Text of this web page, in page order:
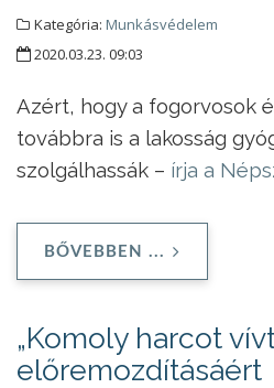
Kategória: Munkásvédelem
2020.03.23. 09:03
Azért, hogy a fogorvosok
továbbra is a lakosság
szolgálhassák – írja a
BŐVEBBEN ...
„Komoly harcot
előremozdításáért